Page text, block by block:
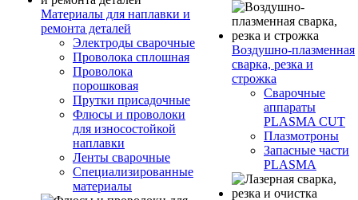
Материалы для наплавки и
ремонта деталей
Электроды сварочные
Проволока сплошная
Проволока
порошковая
Прутки присадочные
Флюсы и проволоки
для износостойкой
наплавки
Ленты сварочные
Специализированные
материалы
Воздушно-плазменная
сварка, резка и
строжка
Сварочные
аппараты
PLASMA CUT
Плазмотроны
Запасные части
PLASMA